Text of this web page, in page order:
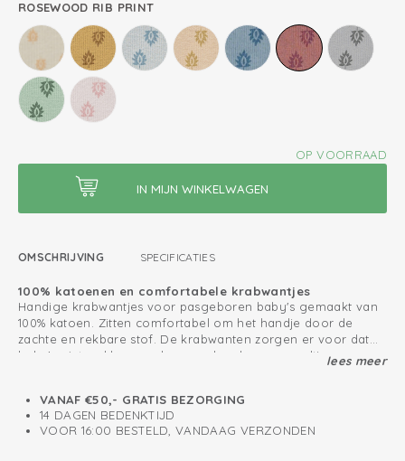
ROSEWOOD RIB PRINT
OP VOORRAAD
OMSCHRIJVING SPECIFICATIES
100% katoenen en comfortabele krabwantjes
Handige krabwantjes voor pasgeboren baby's gemaakt van
100% katoen. Zitten comfortabel om het handje door de
zachte en rekbare stof. De krabwanten zorgen er voor dat
baby's niet wakker worden van de scherpe nageltjes.
Baby Essentials lijn
Oeko-Tex gecertificeerd: vrij van schadelijke stoffen
Zacht en rekbaar katoen
lees meer
VANAF €50,- GRATIS BEZORGING
14 DAGEN BEDENKTIJD
VOOR 16:00 BESTELD, VANDAAG VERZONDEN